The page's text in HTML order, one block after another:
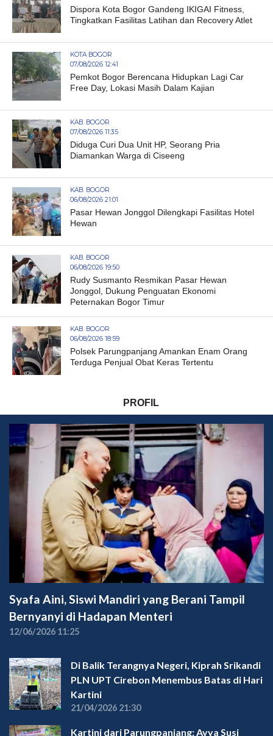
Dispora Kota Bogor Gandeng IKIGAI Fitness,
Tingkatkan Fasilitas Latihan dan Recovery Atlet
KOTA BOGOR
07/08/2026 12:41
Pemkot Bogor Berencana Hidupkan Lagi Car
Free Day, Lokasi Masih Dalam Kajian
KAB. BOGOR
07/08/2026 11:35
Diduga Curi Dua Unit HP, Seorang Pria
Diamankan Warga di Ciseeng
KAB. BOGOR
06/08/2026 21:01
Pasar Hewan Jonggol Dilengkapi Fasilitas Hotel
Hewan
KAB. BOGOR
06/08/2026 19:50
Rudy Susmanto Resmikan Pasar Hewan
Jonggol, Dukung Penguatan Ekonomi
Peternakan Bogor Timur
KAB. BOGOR
06/08/2026 18:59
Polsek Parungpanjang Amankan Enam Orang
Terduga Penjual Obat Keras Tertentu
PROFIL
Syafa Aini, Siswi Mandiri yang Berani Tampil
Bernyanyi di Hadapan Menteri
12/06/2026 11:25
Di Balik Terangnya Negeri, Kiprah Srikandi
PLN UPT Cirebon Menembus Batas di Hari
Kartini
21/04/2026 21:30
Kartini dari Parungpanjang: Ayya Susi